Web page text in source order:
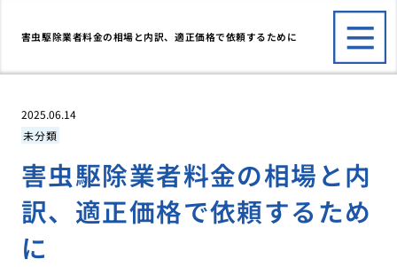
害虫駆除業者料金の相場と内訳、適正価格で依頼するために
2025.06.14
未分類
害虫駆除業者料金の相場と内
訳、適正価格で依頼するため
に